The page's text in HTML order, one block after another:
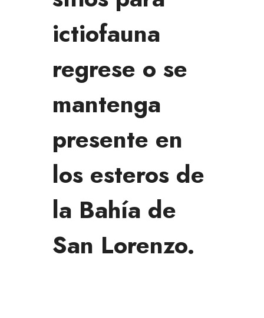
ictiofauna
regrese o se
mantenga
presente en
los esteros de
la Bahía de
San Lorenzo.